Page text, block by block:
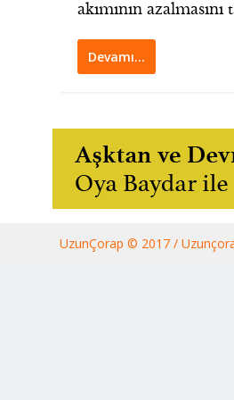
akımının
Devamı…
UzunÇorap © 2017 /